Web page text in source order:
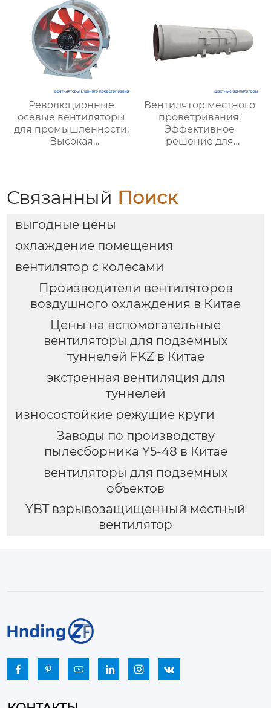
Революционные
осевые вентиляторы
для промышленности:
Высокая
Вентилятор местного
проветривания:
Эффективное
решение для
Связанный Поиск
выгодные цены
охлаждение помещения
вентилятор с колесами
Производители вентиляторов
воздушного охлаждения в Китае
Цены на вспомогательные
вентиляторы для подземных
туннелей FKZ в Китае
экстренная вентиляция для
туннелей
износостойкие режущие круги
Заводы по производству
пылесборника Y5-48 в Китае
вентиляторы для подземных
объектов
YBT взрывозащищенный местный
вентилятор
     